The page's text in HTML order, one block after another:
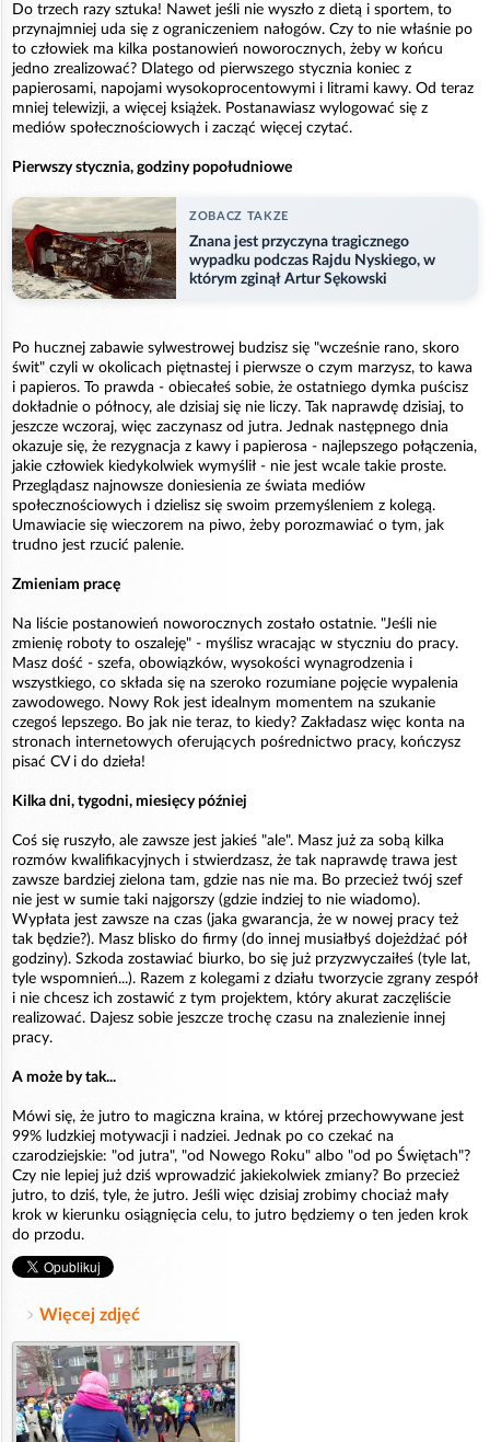
Do trzech razy sztuka! Nawet jeśli nie wyszło z dietą i sportem, to
przynajmniej uda się z ograniczeniem nałogów. Czy to nie właśnie po
to człowiek ma kilka postanowień noworocznych, żeby w końcu
jedno zrealizować? Dlatego od pierwszego stycznia koniec z
papierosami, napojami wysokoprocentowymi i litrami kawy. Od teraz
mniej telewizji, a więcej książek. Postanawiasz wylogować się z
mediów społecznościowych i zacząć więcej czytać.
Pierwszy stycznia, godziny popołudniowe
ZOBACZ TAKZE
Znana jest przyczyna tragicznego
wypadku podczas Rajdu Nyskiego, w
którym zginął Artur Sękowski
Po hucznej zabawie sylwestrowej budzisz się "wcześnie rano, skoro
świt" czyli w okolicach piętnastej i pierwsze o czym marzysz, to kawa
i papieros. To prawda - obiecałeś sobie, że ostatniego dymka puścisz
dokładnie o północy, ale dzisiaj się nie liczy. Tak naprawdę dzisiaj, to
jeszcze wczoraj, więc zaczynasz od jutra. Jednak następnego dnia
okazuje się, że rezygnacja z kawy i papierosa - najlepszego połączenia,
jakie człowiek kiedykolwiek wymyślił - nie jest wcale takie proste.
Przeglądasz najnowsze doniesienia ze świata mediów
społecznościowych i dzielisz się swoim przemyśleniem z kolegą.
Umawiacie się wieczorem na piwo, żeby porozmawiać o tym, jak
trudno jest rzucić palenie.
Zmieniam pracę
Na liście postanowień noworocznych zostało ostatnie. "Jeśli nie
zmienię roboty to oszaleję" - myślisz wracając w styczniu do pracy.
Masz dość - szefa, obowiązków, wysokości wynagrodzenia i
wszystkiego, co składa się na szeroko rozumiane pojęcie wypalenia
zawodowego. Nowy Rok jest idealnym momentem na szukanie
czegoś lepszego. Bo jak nie teraz, to kiedy? Zakładasz więc konta na
stronach internetowych oferujących pośrednictwo pracy, kończysz
pisać CV i do dzieła!
Kilka dni, tygodni, miesięcy później
Coś się ruszyło, ale zawsze jest jakieś "ale". Masz już za sobą kilka
rozmów kwalifikacyjnych i stwierdzasz, że tak naprawdę trawa jest
zawsze bardziej zielona tam, gdzie nas nie ma. Bo przecież twój szef
nie jest w sumie taki najgorszy (gdzie indziej to nie wiadomo).
Wypłata jest zawsze na czas (jaka gwarancja, że w nowej pracy też
tak będzie?). Masz blisko do firmy (do innej musiałbyś dojeżdżać pół
godziny). Szkoda zostawiać biurko, bo się już przyzwyczaiłeś (tyle lat,
tyle wspomnień...). Razem z kolegami z działu tworzycie zgrany zespół
i nie chcesz ich zostawić z tym projektem, który akurat zaczęliście
realizować. Dajesz sobie jeszcze trochę czasu na znalezienie innej
pracy.
A może by tak...
Mówi się, że jutro to magiczna kraina, w której przechowywane jest
99% ludzkiej motywacji i nadziei. Jednak po co czekać na
czarodziejskie: "od jutra", "od Nowego Roku" albo "od po Świętach"?
Czy nie lepiej już dziś wprowadzić jakiekolwiek zmiany? Bo przecież
jutro, to dziś, tyle, że jutro. Jeśli więc dzisiaj zrobimy chociaż mały
krok w kierunku osiągnięcia celu, to jutro będziemy o ten jeden krok
do przodu.
Więcej zdjęć